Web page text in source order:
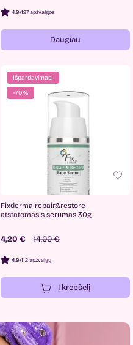
4.9/127 apžvalgos
Daugiau
Išpardavimas!
−70%
Fixderma repair&restore
atstatomasis serumas 30g
4,20 € 14,00 €
4.9/112 apžvalgų
Į krepšelį